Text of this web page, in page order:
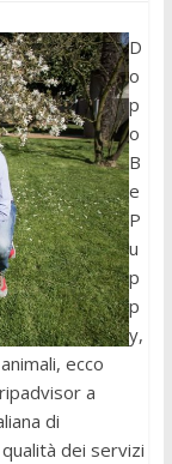
D
o
p
o
B
e
P
u
p
p
y,
ecco
a
di
dei servizi